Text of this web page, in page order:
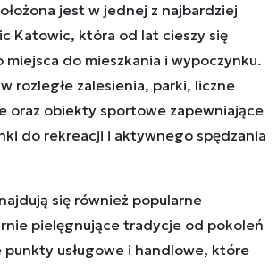
jest w jednej z najbardziej
Katowic, która od lat cieszy się
do mieszkania i wypoczynku.
rozległe zalesienia, parki, liczne
oraz obiekty sportowe zapewniające
do rekreacji i aktywnego spędzania
się również popularne
pielęgnujące tradycje od pokoleń
punkty usługowe i handlowe, które